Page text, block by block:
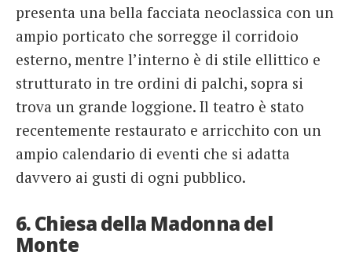
presenta una bella facciata neoclassica con un
ampio porticato che sorregge il corridoio
esterno, mentre l’interno è di stile ellittico e
strutturato in tre ordini di palchi, sopra si
trova un grande loggione. Il teatro è stato
recentemente restaurato e arricchito con un
ampio calendario di eventi che si adatta
davvero ai gusti di ogni pubblico.
6. Chiesa della Madonna del
Monte